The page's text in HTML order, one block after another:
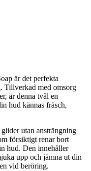
är det perfekta
Tillverkad med omsorg
är denna tvål en
hud kännas fräsch,
utan ansträngning
försiktigt renar bort
hud. Den innehåller
upp och jämna ut din
vid beröring.